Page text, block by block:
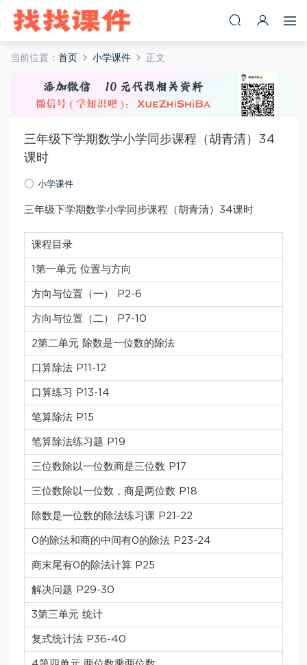
当前位置： 首页 小学课件 正文
三年级下学期数学小学同步课程（胡青清）34
课时
小学课件
三年级下学期数学小学同步课程（胡青清）34课时
课程目录
1第一单元 位置与方向
方向与位置（一） P2-6
方向与位置（二） P7-10
2第二单元 除数是一位数的除法
口算除法 P11-12
口算练习 P13-14
笔算除法 P15
笔算除法练习题 P19
三位数除以一位数商是三位数 P17
三位数除以一位数，商是两位数 P18
除数是一位数的除法练习课 P21-22
0的除法和商的中间有0的除法 P23-24
商末尾有0的除法计算 P25
解决问题 P29-30
3第三单元 统计
复式统计法 P36-40